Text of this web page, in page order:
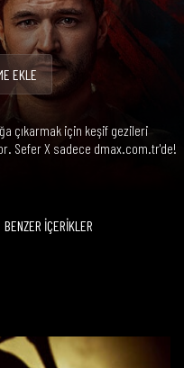
EKLE
çıkarmak için keşif gezileri
Sefer X sadece dmax.com.tr'de!
BENZER İÇERİKLER